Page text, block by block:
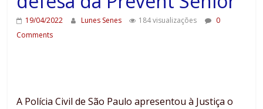
19/04/2022 Lunes Senes 184 visualizações
0
Comments
A Polícia Civil de São Paulo apresentou à Justiça o